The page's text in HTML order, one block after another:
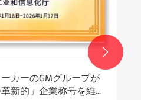
カーのGMグループが
新的」企業称号を維
